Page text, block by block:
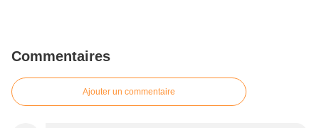
Commentaires
Ajouter un commentaire